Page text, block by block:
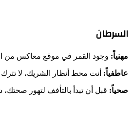
السرطان
مهنياً: وجود القمر في موقع معاكس من
عاطفياً: أنت محط أنظار الشريك، لا
صحياً: قبل أن تبدأ بالتأفف لتهور صحتك،